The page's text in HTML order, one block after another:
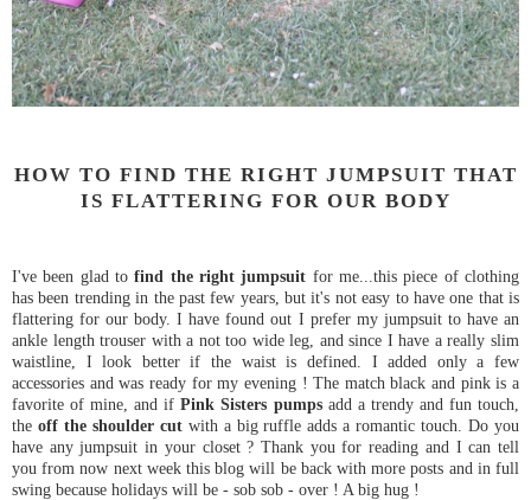
HOW TO FIND THE RIGHT JUMPSUIT THAT
IS FLATTERING FOR OUR BODY
I've been glad tofind the right jumpsuit for me...this piece of clothing
has been trending in the past few years, but it's not easy to have one that is
flattering for our body. I have found out I prefer my jumpsuit to have an
ankle length trouser with a not too wide leg, and since I have a really slim
waistline, I look better if the waist is defined. I added only a few
accessories and was ready for my evening ! The match black and pink is a
favorite of mine, and ifPink Sisters pumpsadd a trendy and fun touch,
the off the shoulder cutwith a big ruffle adds a romantic touch. Do you
have any jumpsuit in your closet ? Thank you for reading and I can tell
you from now next week this blog will be back with more posts and in full
swing because holidays will be - sob sob - over ! A big hug !